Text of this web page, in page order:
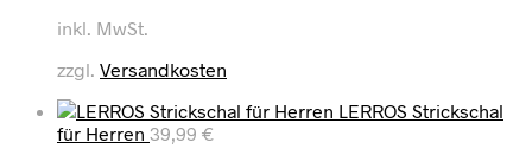
inkl. MwSt.
zzgl. Versandkosten
LERROS Strickschal
für Herren 39,99 €